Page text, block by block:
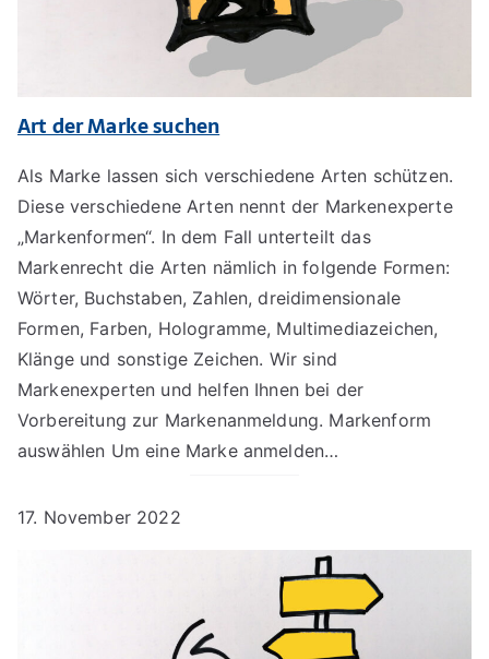
Art der Marke suchen
Als Marke lassen sich verschiedene Arten schützen.
Diese verschiedene Arten nennt der Markenexperte
„Markenformen“. In dem Fall unterteilt das
Markenrecht die Arten nämlich in folgende Formen:
Wörter, Buchstaben, Zahlen, dreidimensionale
Formen, Farben, Hologramme, Multimediazeichen,
Klänge und sonstige Zeichen. Wir sind
Markenexperten und helfen Ihnen bei der
Vorbereitung zur Markenanmeldung. Markenform
auswählen Um eine Marke anmelden…
17. November 2022